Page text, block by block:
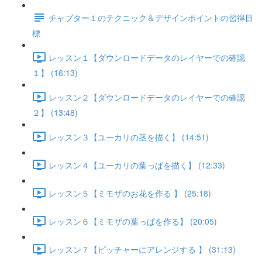
チャプター１のテクニック＆デザインポイントの習得目
標
レッスン１【ダウンロードデータのレイヤーでの確認
１】 (16:13)
レッスン２【ダウンロードデータのレイヤーでの確認
２】 (13:48)
レッスン３【ユーカリの茎を描く】 (14:51)
レッスン４【ユーカリの葉っぱを描く】 (12:33)
レッスン５【ミモザのお花を作る 】 (25:18)
レッスン６【ミモザの葉っぱを作る】 (20:05)
レッスン７【ピッチャーにアレンジする 】 (31:13)